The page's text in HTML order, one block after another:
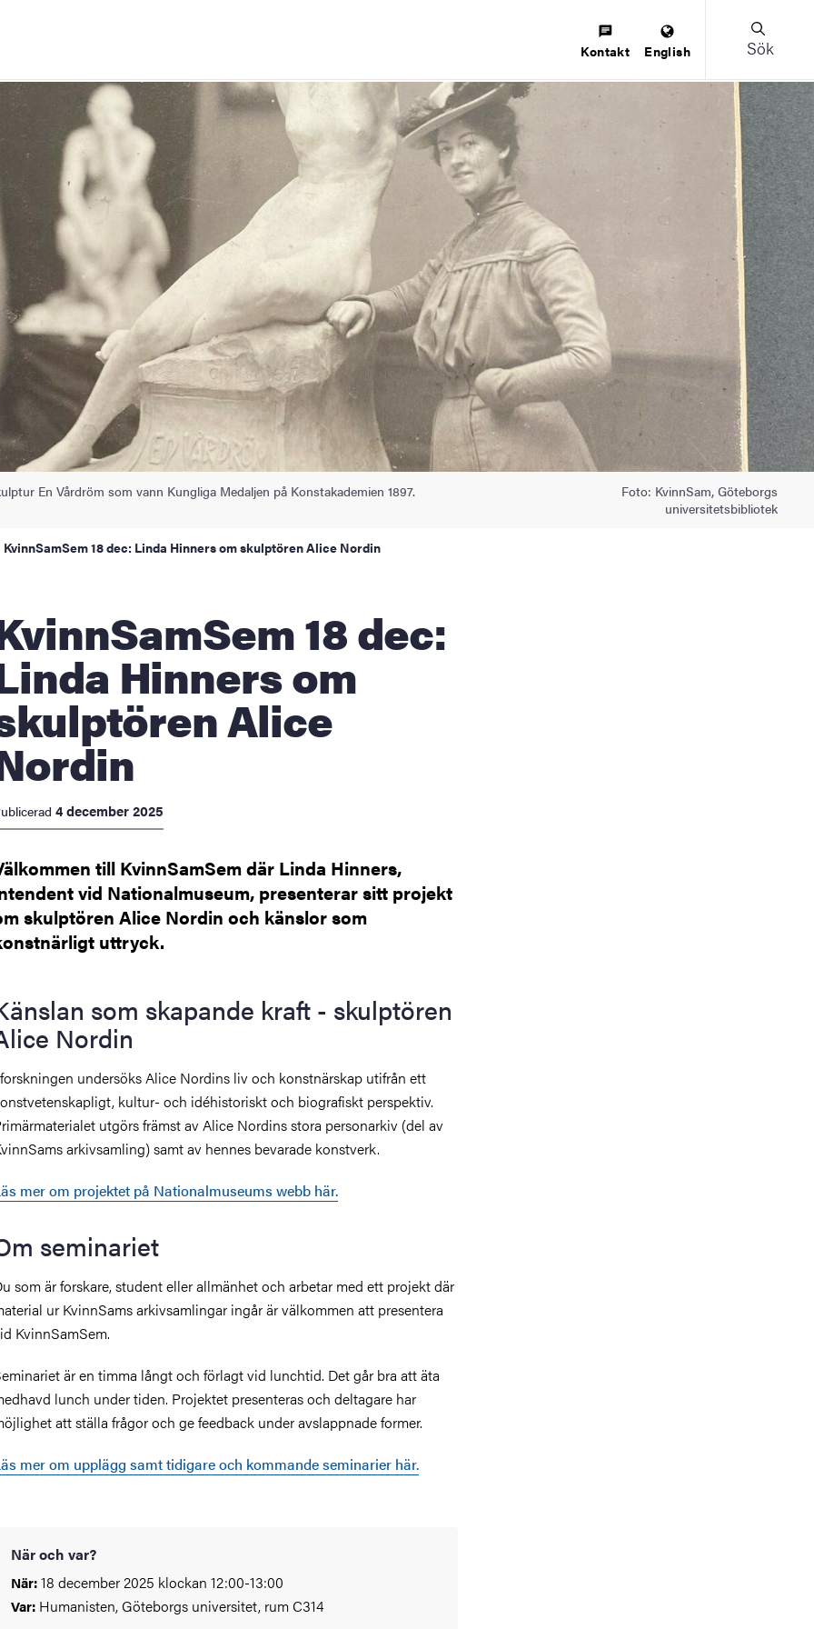
Kontakt English Sök
En Vårdröm som vann Kungliga Medaljen på Konstakademien 1897.
Foto: KvinnSam, Göteborgs
universitetsbibliotek
KvinnSamSem 18 dec: Linda Hinners om skulptören Alice Nordin
18 dec:
Hinners om
Alice
4 december 2025
till KvinnSamSem där Linda Hinners,
vid Nationalmuseum, presenterar sitt projekt
skulptören Alice Nordin och känslor som
uttryck.
som skapande kraft - skulptören
Nordin
undersöks Alice Nordins liv och konstnärskap utifrån ett
kultur- och idéhistoriskt och biografiskt perspektiv.
utgörs främst av Alice Nordins stora personarkiv (del av
arkivsamling) samt av hennes bevarade konstverk.
mer om projektet på Nationalmuseums webb här.
seminariet
som är forskare, student eller allmänhet och arbetar med ett projekt där
ur KvinnSams arkivsamlingar ingår är välkommen att presentera
KvinnSamSem.
är en timma långt och förlagt vid lunchtid. Det går bra att äta
lunch under tiden. Projektet presenteras och deltagare har
att ställa frågor och ge feedback under avslappnade former.
mer om upplägg samt tidigare och kommande seminarier här.
När och var?
När:18 december 2025 klockan 12:00-13:00
Var: Humanisten, Göteborgs universitet, rum C314